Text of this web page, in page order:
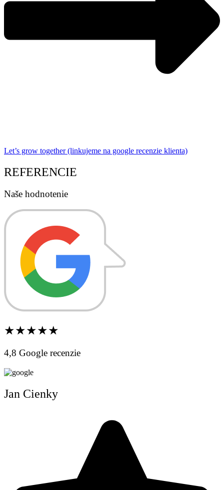
Let’s grow together (linkujeme na google recenzie klienta)
REFERENCIE
Naše hodnotenie
★★★★★
4,8 Google recenzie
Jan Cienky